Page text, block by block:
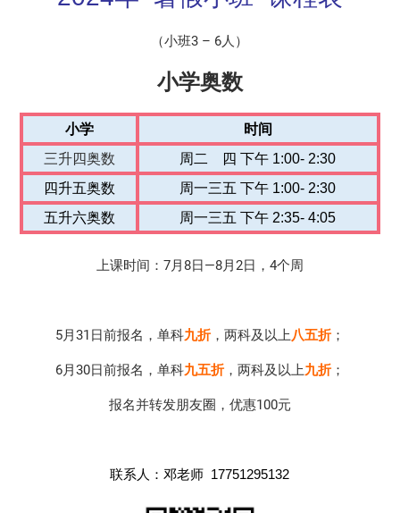
（小班3 – 6人）
小学奥数
小学 时间
三升四奥数
周二 四 下午 1:00- 2:30
四升五奥数
周一三五 下午 1:00- 2:30
五升六奥数
周一三五 下午 2:35- 4:05
上课时间：7月8日—8月2日，4个周
5月31日前报名，单科九折，两科及以上八五折；
6月30日前报名，单科九五折，两科及以上九折；
报名并转发朋友圈，优惠100元
联系人：邓老师 17751295132